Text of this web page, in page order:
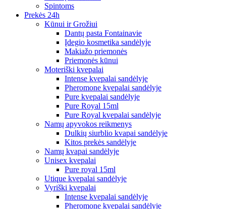
Spintoms
Prekės 24h
Kūnui ir Grožiui
Dantų pasta Fontainavie
Įdegio kosmetika sandėlyje
Makiažo priemonės
Priemonės kūnui
Moteriški kvepalai
Intense kvepalai sandėlyje
Pheromone kvepalai sandėlyje
Pure kvepalai sandėlyje
Pure Royal 15ml
Pure Royal kvepalai sandėlyje
Namų apyvokos reikmenys
Dulkių siurblio kvapai sandėlyje
Kitos prekės sandėlyje
Namų kvapai sandėlyje
Unisex kvepalai
Pure royal 15ml
Utique kvepalai sandėlyje
Vyriški kvepalai
Intense kvepalai sandėlyje
Pheromone kvepalai sandėlyje